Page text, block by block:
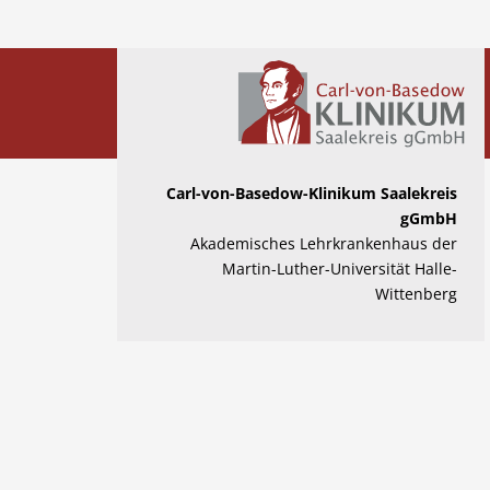
Carl-von-Basedow-Klinikum Saalekreis
gGmbH
Akademisches Lehrkrankenhaus der
Martin-Luther-Universität Halle-
Wittenberg